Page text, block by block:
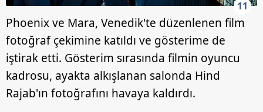
11
Phoenix ve Mara, Venedik'te düzenlenen film
fotoğraf çekimine katıldı ve gösterime de
iştirak etti. Gösterim sırasında filmin oyuncu
kadrosu, ayakta alkışlanan salonda Hind
Rajab'ın fotoğrafını havaya kaldırdı.